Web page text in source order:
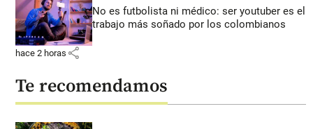
No es futbolista ni médico: ser youtuber es el
trabajo más soñado por los colombianos
hace 2 horas share
Te recomendamos